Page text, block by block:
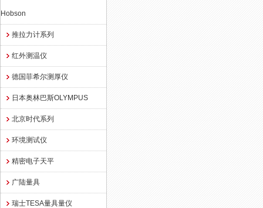
Hobson
推拉力计系列
红外测温仪
德国菲希尔测厚仪
日本奥林巴斯OLYMPUS
北京时代系列
环境测试仪
精密电子天平
广陆量具
瑞士TESA量具量仪